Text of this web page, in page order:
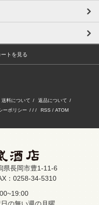
ートを見る
送料について / 返品について /
ーポリシー / / / RSS / ATOM
県長岡市豊1-11-6
：0258-34-5310
日の無い週の月曜